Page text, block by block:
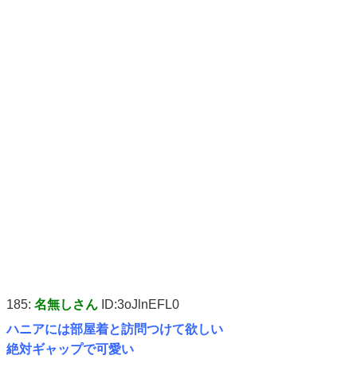
185: 名無しさん ID:3oJlnEFL0
ハニアには部屋着と訪問つけて欲しい
絶対ギャップで可愛い